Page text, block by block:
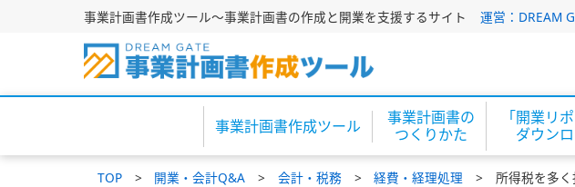
事業計画書作成ツール～事業計画書の作成と開業を支援するサイト 運営：DREAM
事業計画書作成ツール
事業計画書の
つくりかた
「開業リ
ダウン
TOP 開業・会計Q&A 会計・税務 経費・経理処理 所得税を多